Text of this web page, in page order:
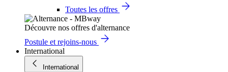
Toutes les offres
Découvre nos offres d'alternance
Postule et rejoins-nous
International
International